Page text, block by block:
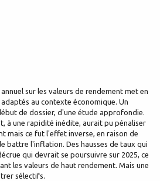
sur les valeurs de rendement met en
au contexte économique. Un
de dossier, d'une étude approfondie.
à une rapidité inédite, aurait pu pénaliser
mais ce fut l'effet inverse, en raison de
battre l'inflation. Des hausses de taux qui
qui devrait se poursuivre sur 2025, ce
les valeurs de haut rendement. Mais une
sélectifs.